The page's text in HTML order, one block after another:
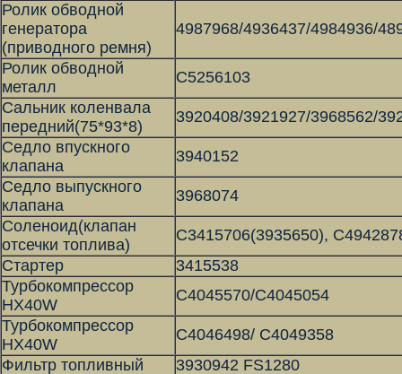
Ролик обводной
генератора
(приводного ремня)
4987968/4936437/4984936/
Ролик обводной
металл
С5256103
Сальник коленвала
передний(75*93*8)
3920408/3921927/3968562/
Седло впускного
клапана
3940152
Седло выпускного
клапана
3968074
Соленоид(клапан
отсечки топлива)
С3415706(3935650),
Стартер
3415538
Турбокомпрессор
HX40W
C4045570/C4045054
Турбокомпрессор
HX40W
С4046498/ С4049358
Фильтр топливный
3930942 FS1280